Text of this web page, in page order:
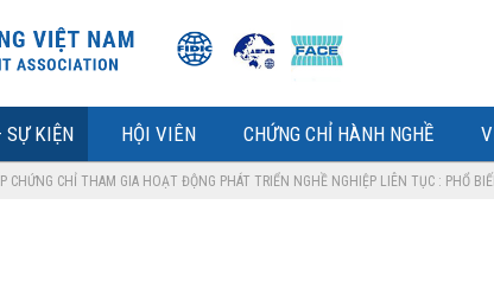
SỰ KIỆN HỘI VIÊN CHỨNG CHỈ HÀNH NGHỀ
CHỨNG CHỈ THAM GIA HOẠT ĐỘNG PHÁT TRIỂN NGHỀ NGHIỆP LIÊN TỤC :